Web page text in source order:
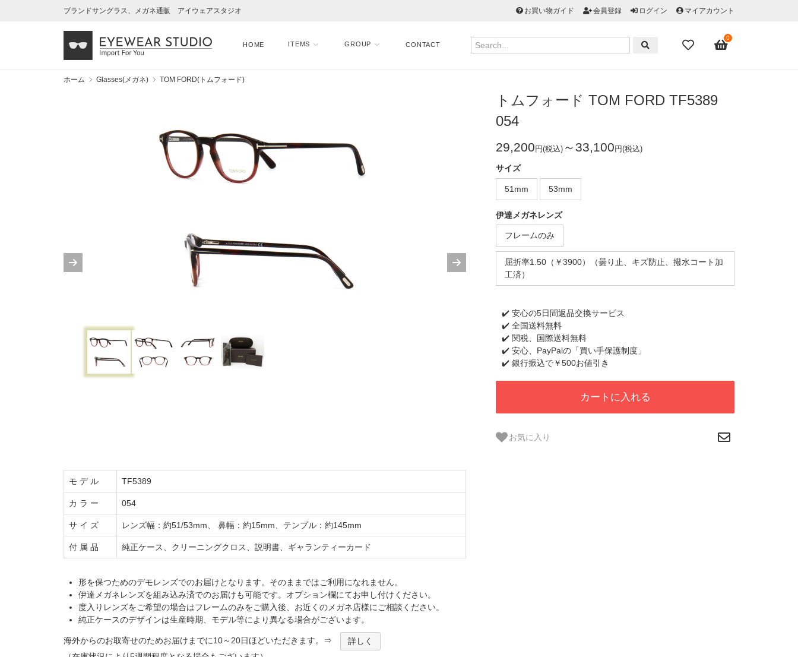
ブランドサングラス、メガネ通販 アイウェアスタジオ お買い物ガイド 会員登録 ログイン マイアカウント
HOME ITEMS GROUP CONTACT
0
ホーム Glasses(メガネ) TOM FORD(トムフォード)
トムフォード TOM FORD TF5389
054
29,200 円(税込) ～33,100 円(税込)
サイズ
51mm 53mm
伊達メガネレンズ
フレームのみ
屈折率1.50（￥3900）（曇り止、キズ防止、撥水コート加
工済）
✔️ 安心の5日間返品交換サービス
✔️ 全国送料無料
✔️ 関税、国際送料無料
✔️ 安心、PayPalの「買い手保護制度」
✔️ 銀行振込で￥500お値引き
カートに入れる
お気に入り
モ デ ル TF5389
カ ラ ー 054
サ イ ズ レンズ幅：約51/53mm、 鼻幅：約15mm、テンプル：約145mm
付 属 品 純正ケース、クリーニングクロス、説明書、ギャランティーカード
形を保つためのデモレンズでのお届けとなります。そのままではご利用になれません。
伊達メガネレンズを組み込み済でのお届けも可能です。オプション欄にてお申し付けください。
度入りレンズをご希望の場合はフレームのみをご購入後、お近くのメガネ店様にご相談ください。
純正ケースのデザインは生産時期、モデル等により異なる場合がございます。
海外からのお取寄せのためお届けまでに10～20日ほどいただきます。⇒
詳しく